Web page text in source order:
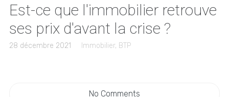
Est-ce que l'immobilier retrouve
ses prix d'avant la crise ?
28 décembre 2021 Immobilier, BTP
No Comments